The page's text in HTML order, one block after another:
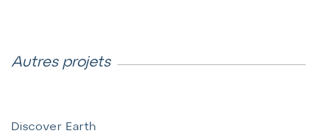
Autres projets
Discover Earth